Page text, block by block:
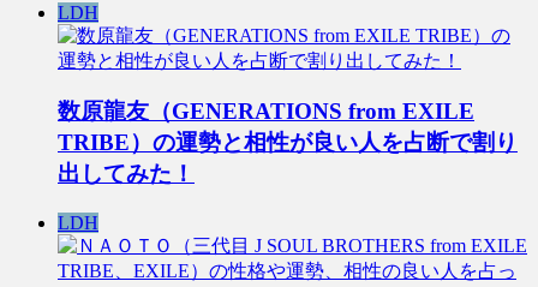
LDH
数原龍友（GENERATIONS from EXILE
TRIBE）の運勢と相性が良い人を占断で割り
出してみた！
LDH